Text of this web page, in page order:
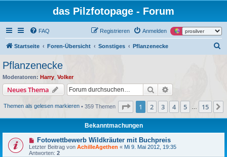
das Pilzfotopage - Forum
FAQ Anmelden
Registrieren
Startseite Foren-Übersicht Sonstiges Pflanzenecke
Pflanzenecke
Moderatoren: Harry Volker
Neues Thema Suche
Themen als gelesen markieren • 359 Themen Seite 1von 15
1 2 3 4 5 15
Bekanntmachungen
Fotowettbewerb Wildkräuter mit Buchpreis
Letzter Beitrag von AchilleAgethen « Mi 9. Mai 2012, 19:35
Antworten: 2